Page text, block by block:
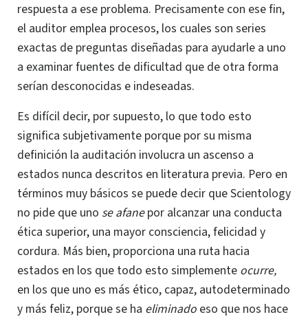
respuesta a ese problema. Precisamente con ese fin,
el auditor emplea procesos, los cuales son series
exactas de preguntas diseñadas para ayudarle a uno
a examinar fuentes de dificultad que de otra forma
serían desconocidas e indeseadas.
Es difícil decir, por supuesto, lo que todo esto
significa subjetivamente porque por su misma
definición la auditación involucra un ascenso a
estados nunca descritos en literatura previa. Pero en
términos muy básicos se puede decir que Scientology
no pide que uno se afanepor alcanzar una conducta
ética superior, una mayor consciencia, felicidad y
cordura. Más bien, proporciona una ruta hacia
estados en los que todo esto simplemente ocurre,
en los que uno es más ético, capaz, autodeterminado
y más feliz, porque se ha eliminado eso que nos hace